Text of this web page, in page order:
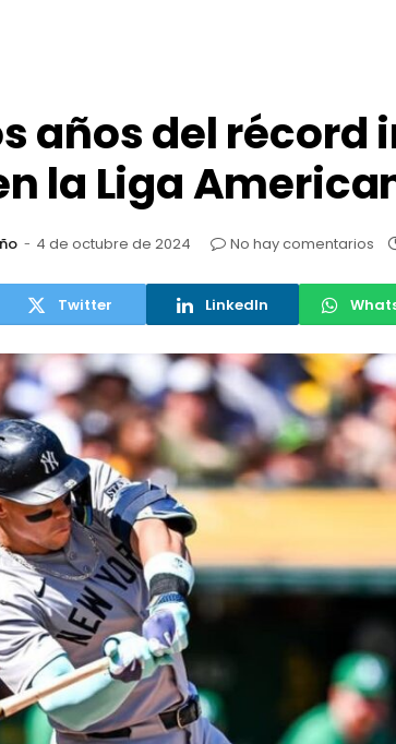
años del
la Liga
4 de octubre de 2024 No hay comentarios
Twitter LinkedIn